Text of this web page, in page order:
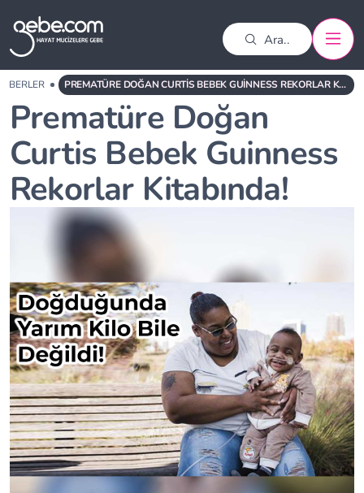
PREMATÜRE DOĞAN CURTIS BEBEK GUINNESS REKORLAR KITABINDA!
Prematüre Doğan
Curtis Bebek Guinness
Rekorlar Kitabında!